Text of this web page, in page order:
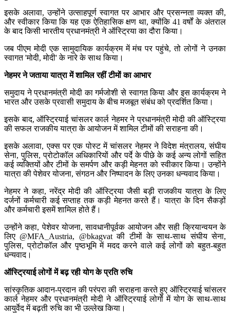
इसके अलावा, उन्होंने उत्साहपूर्ण स्वागत पर आभार और प्रसन्नता व्यक्त की,
और स्वीकार किया कि यह एक ऐतिहासिक क्षण था, क्योंकि 41 वर्षों के अंतराल
के बाद किसी भारतीय प्रधानमंत्री ने ऑस्ट्रिया का दौरा किया।
जब पीएम मोदी एक सामुदायिक कार्यक्रम में मंच पर पहुंचे, तो लोगों ने उनका
स्वागत 'मोदी, मोदी' के नारे के साथ किया।
नेहमर ने जताया यात्रा में शामिल रहीं टीमों का आभार
समुदाय ने प्रधानमंत्री मोदी का गर्मजोशी से स्वागत किया और इस कार्यक्रम ने
भारत और उसके प्रवासी समुदाय के बीच मजबूत संबंध को प्रदर्शित किया।
इसके बाद, ऑस्ट्रियाई चांसलर कार्ल नेहमर ने प्रधानमंत्री मोदी की ऑस्ट्रिया
की सफल राजकीय यात्रा के आयोजन में शामिल टीमों की सराहना की।
इसके अलावा, एक्स पर एक पोस्ट में चांसलर नेहमर ने विदेश मंत्रालय, संघीय
सेना, पुलिस, प्रोटोकॉल अधिकारियों और पर्दे के पीछे के कई अन्य लोगों सहित
कई व्यक्तियों और टीमों के समर्पण और कड़ी मेहनत को स्वीकार किया। उन्होंने
यात्रा की पेशेवर योजना, संगठन और निष्पादन के लिए उनका धन्यवाद किया।
नेहमर ने कहा, नरेंद्र मोदी की ऑस्ट्रिया जैसी बड़ी राजकीय यात्रा के लिए
दर्जनों कर्मचारी कई सप्ताह तक कड़ी मेहनत करते हैं। यात्रा के दिन सैकड़ों
और कर्मचारी इसमें शामिल होते हैं।
उन्होंने कहा, पेशेवर योजना, सावधानीपूर्वक आयोजन और सही क्रियान्वयन के
लिए @MFA_Austria, @bkagvat की टीमों के साथ-साथ संघीय सेना,
पुलिस, प्रोटोकॉल और पृष्ठभूमि में मदद करने वाले कई लोगों को बहुत-बहुत
धन्यवाद।
ऑस्ट्रियाई लोगों में बढ़ रही योग के प्रति रुचि
सांस्कृतिक आदान-प्रदान की परंपरा की सराहना करते हुए ऑस्ट्रियाई चांसलर
कार्ल नेहमर और प्रधानमंत्री मोदी ने ऑस्ट्रियाई लोगों में योग के साथ-साथ
आयुर्वेद में बढ़ती रुचि का भी उल्लेख किया।